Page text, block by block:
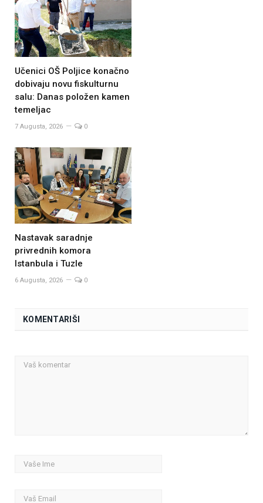
Učenici OŠ Poljice konačno
dobivaju novu fiskulturnu
salu: Danas položen kamen
temeljac
7 Augusta, 2026 0
Nastavak saradnje
privrednih komora
Istanbula i Tuzle
6 Augusta, 2026 0
KOMENTARIŠI